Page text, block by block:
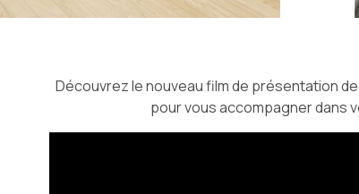
prison haute
Découvrez le nouveau film de présentation
pour vous accompagner dans